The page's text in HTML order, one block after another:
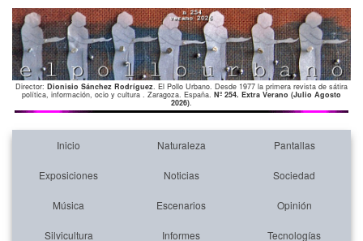
Director: Dionisio Sánchez Rodríguez. El Pollo Urbano. Desde 1977 la primera revista de sátira
política, información, ocio y cultura . Zaragoza. España. Nº 254. Extra Verano (Julio Agosto
2026).
Inicio Naturaleza Pantallas
Exposiciones Noticias Sociedad
Música Escenarios Opinión
Silvicultura Informes Tecnologías